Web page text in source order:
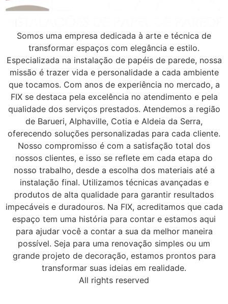
Somos uma empresa dedicada à arte e técnica de
transformar espaços com elegância e estilo.
Especializada na instalação de papéis de parede, nossa
missão é trazer vida e personalidade a cada ambiente
que tocamos. Com anos de experiência no mercado, a
FIX se destaca pela excelência no atendimento e pela
qualidade dos serviços prestados. Atendemos a região
de Barueri, Alphaville, Cotia e Aldeia da Serra,
oferecendo soluções personalizadas para cada cliente.
Nosso compromisso é com a satisfação total dos
nossos clientes, e isso se reflete em cada etapa do
nosso trabalho, desde a escolha dos materiais até a
instalação final. Utilizamos técnicas avançadas e
produtos de alta qualidade para garantir resultados
impecáveis e duradouros. Na FIX, acreditamos que cada
espaço tem uma história para contar e estamos aqui
para ajudar você a contar a sua da melhor maneira
possível. Seja para uma renovação simples ou um
grande projeto de decoração, estamos prontos para
transformar suas ideias em realidade.
All rights reserved